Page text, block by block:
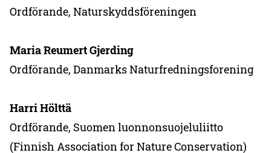
Ordförande, Naturskyddsföreningen
Maria Reumert Gjerding
Ordförande, Danmarks Naturfredningsforening
Harri Hölttä
Ordförande, Suomen luonnonsuojeluliitto
(Finnish Association for Nature Conservation)